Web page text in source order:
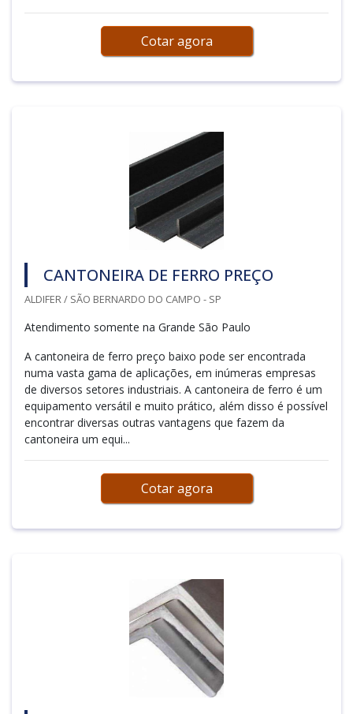
Cotar agora
CANTONEIRA DE FERRO PREÇO
ALDIFER / SÃO BERNARDO DO CAMPO - SP
Atendimento somente na Grande São Paulo
A cantoneira de ferro preço baixo pode ser encontrada
numa vasta gama de aplicações, em inúmeras empresas
de diversos setores industriais. A cantoneira de ferro é um
equipamento versátil e muito prático, além disso é possível
encontrar diversas outras vantagens que fazem da
cantoneira um equi...
Cotar agora